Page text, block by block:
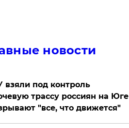
новости
взяли под контроль
трассу россиян на Юге
"все, что движется"